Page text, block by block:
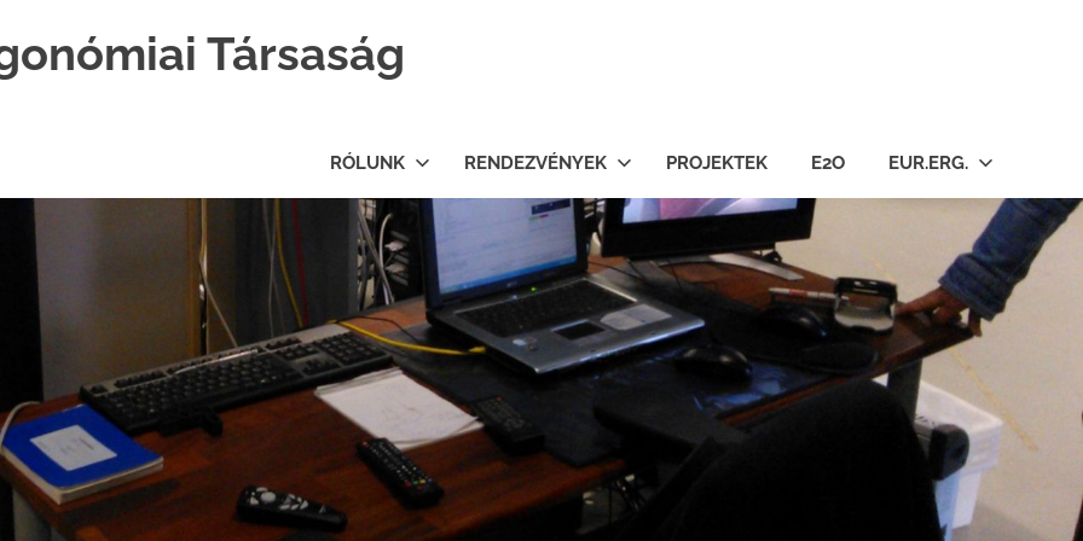
Társaság
RÓLUNK RENDEZVÉNYEK PROJEKTEK E2O EUR.ERG.